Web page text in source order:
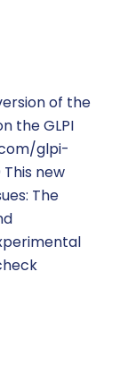
of the
the GLPI
glpi-
new
The